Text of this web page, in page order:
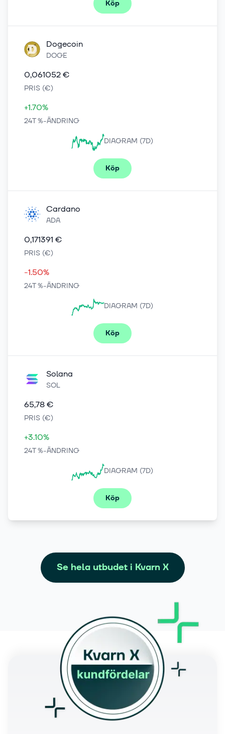
Köp
Dogecoin
DOGE
0,061052 €
PRIS (€)
+1.70%
24T %-ÄNDRING
DIAGRAM (7D)
Köp
Cardano
ADA
0,171391 €
PRIS (€)
-1.50%
24T %-ÄNDRING
DIAGRAM (7D)
Köp
Solana
SOL
65,78 €
PRIS (€)
+3.10%
24T %-ÄNDRING
DIAGRAM (7D)
Köp
Se hela utbudet i Kvarn X